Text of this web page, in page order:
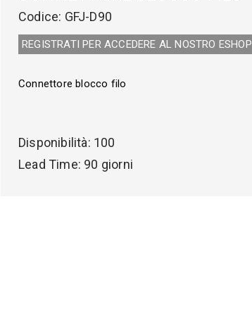
Codice: GFJ-D90
REGISTRATI PER ACCEDERE AL NOSTRO E­SHOP
Connettore blocco filo
Disponibilità: 100
Lead Time: 90 giorni